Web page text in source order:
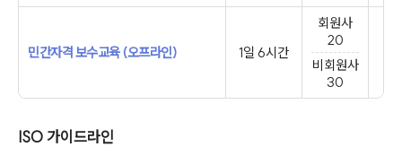
민간자격 보수교육 (오프라인) 1일 6시간
회원사
20
비회원사
30
ISO 가이드라인